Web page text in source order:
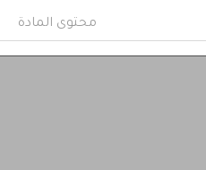
محتوى المادة